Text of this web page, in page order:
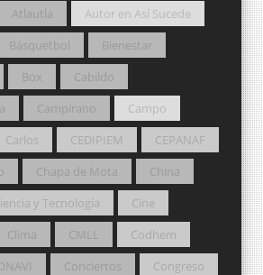
Atlautla
Autor en Así Sucede
Básquetbol
Bienestar
Box
Cabildo
Campirano
Campo
Carlos CEDIPIEM
CEPANAF
Chapa de Mota
China
y Tecnología
Cine
Clima CMLL
Codhem
Conciertos
Congreso